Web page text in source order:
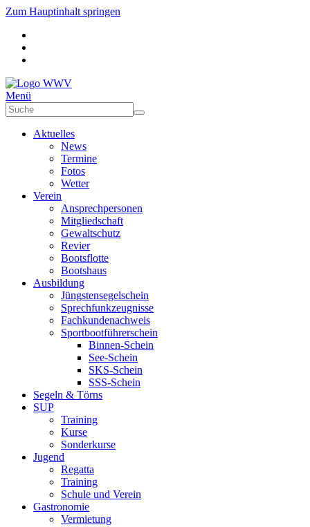
Zum Hauptinhalt springen
Menü
Aktuelles
News
Termine
Fotos
Wetter
Verein
Ansprechpersonen
Mitgliedschaft
Gewaltschutz
Revier
Bootsflotte
Bootshaus
Ausbildung
Jüngstensegelschein
Sprechfunkzeugnisse
Fachkundenachweis
Sportbootführerschein
Binnen-Schein
See-Schein
SKS-Schein
SSS-Schein
Segeln & Törns
SUP
Training
Kurse
Sonderkurse
Jugend
Regatta
Training
Schule und Verein
Gastronomie
Vermietung